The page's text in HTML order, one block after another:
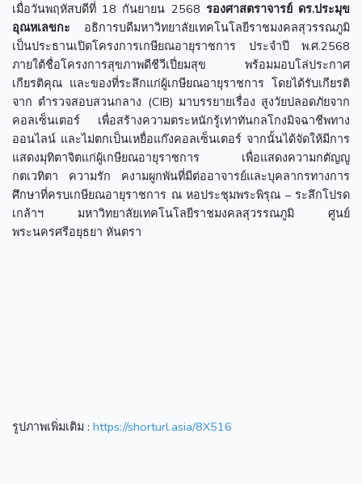
เมื่อวันพฤหัสบดีที่ 18 กันยายน 2568 รองศาสตราจารย์ ดร.ประมุข
อุณหเลขกะ อธิการบดีมหาวิทยาลัยเทคโนโลยีราชมงคลสุวรรณภูมิ
เป็นประธานเปิดโครงการเกษียณอายุราชการ ประจำปี พ.ศ.2568
ภายใต้ชื่อโครงการสุขภาพดีชีวีเปี่ยมสุข พร้อมมอบโล่ประกาศ
เกียรติคุณ และของที่ระลึกแก่ผู้เกษียณอายุราชการ โดยได้รับเกียรติ
จาก ตำรวจสอบสวนกลาง (CIB) มาบรรยายเรื่อง สูงวัยปลอดภัยจาก
คอลเซ็นเตอร์ เพื่อสร้างความตระหนักรู้เท่าทันกลโกงมิจฉาชีพทาง
ออนไลน์ และไม่ตกเป็นเหยื่อแก๊งคอลเซ็นเตอร์ จากนั้นได้จัดให้มีการ
แสดงมุทิตาจิตแก่ผู้เกษียณอายุราชการ เพื่อแสดงความกตัญญู
กตเวทิตา ความรัก คงามผูกพันที่มีต่ออาจารย์และบุคลากรทางการ
ศึกษาที่ครบเกษียณอายุราชการ ณ หอประชุมพระพิรุณ – ระลึกโปรด
เกล้าฯ มหาวิทยาลัยเทคโนโลยีราชมงคลสุวรรณภูมิ ศูนย์
พระนครศรีอยุธยา หันตรา
รูปภาพเพิ่มเติม : https://shorturl.asia/8X516